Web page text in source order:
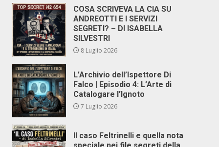
COSA SCRIVEVA LA CIA SU
ANDREOTTI E I SERVIZI
SEGRETI? – DI ISABELLA
SILVESTRI
8 Luglio 2026
L’Archivio dell’Ispettore Di
Falco | Episodio 4: L’Arte di
Catalogare l’Ignoto
7 Luglio 2026
Il caso Feltrinelli e quella nota